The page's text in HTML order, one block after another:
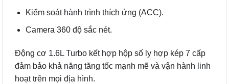
Kiểm soát hành trình thích ứng (ACC).
Camera 360 độ sắc nét.
Động cơ 1.6L Turbo kết hợp hộp số ly hợp kép 7 cấp
đảm bảo khả năng tăng tốc mạnh mẽ và vận hành linh
hoạt trên mọi địa hình.